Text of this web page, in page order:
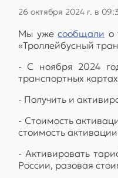
26 октября 2024 г. в
Мы ужесообщали о
«Троллейбусный
- С ноября 2024
транспортных
- Получить и
- Стоимость
стоимость
- Активировать
России, разовая